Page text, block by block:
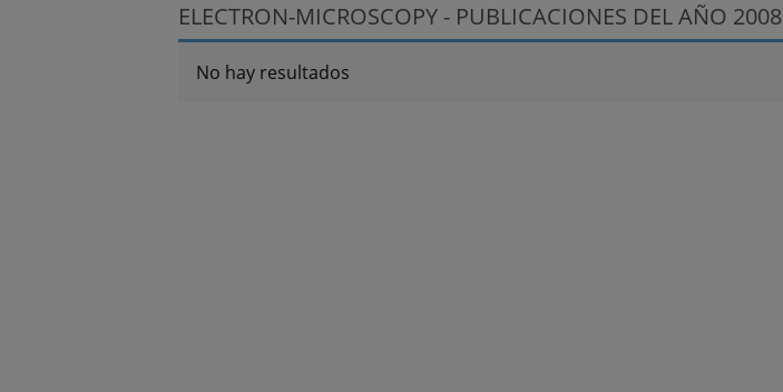
ELECTRON-MICROSCOPY - PUBLICACIONES DEL AÑO 2008
No hay resultados